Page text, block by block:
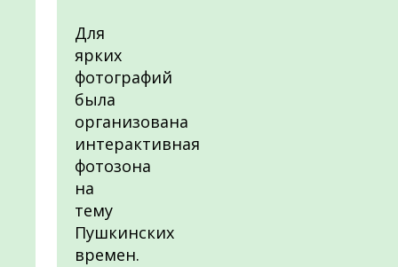
Для
ярких
фотографий
была
организована
интерактивная
фотозона
на
тему
Пушкинских
времен.